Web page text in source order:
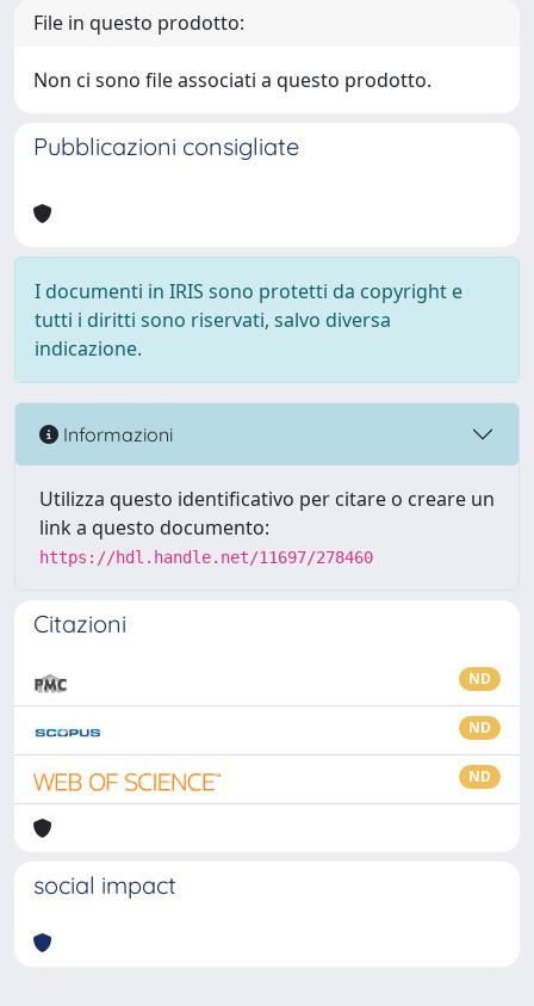
File in questo prodotto:
Non ci sono file associati a questo prodotto.
Pubblicazioni consigliate
I documenti in IRIS sono protetti da copyright e
tutti i diritti sono riservati, salvo diversa
indicazione.
Informazioni
Utilizza questo identificativo per citare o creare un
link a questo documento:
https://hdl.handle.net/11697/278460
Citazioni
ND
ND
ND
social impact